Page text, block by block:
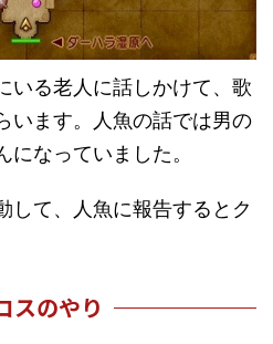
いる老人に話しかけて、歌
います。人魚の話では男の
なっていました。
して、人魚に報告するとク
スのやり